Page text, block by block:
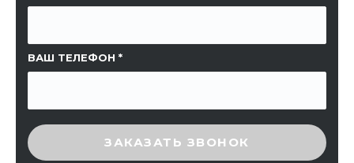
ВАШ ТЕЛЕФОН
ВВЕДИТЕ ПРОВЕРОЧНЫЙ КОД
ЗАКАЗАТЬ ЗВОНОК